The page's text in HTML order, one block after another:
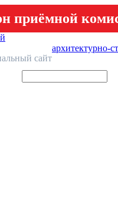
приёмной
архитектурно-
сайт